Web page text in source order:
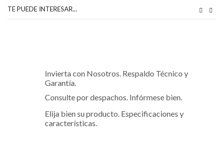
TE PUEDE INTERESAR...
Invierta con Nosotros. Respaldo Técnico y
Garantía.
Consulte por despachos. Infórmese bien.
Elija bien su producto. Especificaciones y
características.